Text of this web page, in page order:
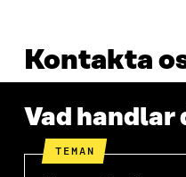
Kontakta
Vad handlar
TEMAN